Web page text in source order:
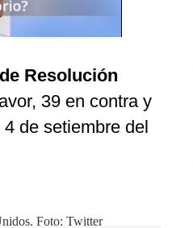
Resolución
39 en contra y
de setiembre del